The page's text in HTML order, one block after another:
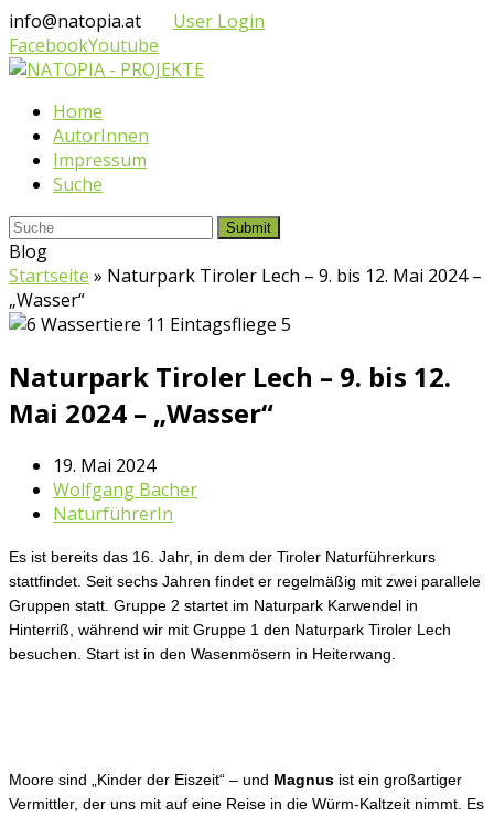
info@natopia.at
User Login
FacebookYoutube
Home
AutorInnen
Impressum
Suche
Submit
Blog
Startseite » Naturpark Tiroler Lech – 9. bis 12. Mai 2024 –
„Wasser“
Naturpark Tiroler Lech – 9. bis 12.
Mai 2024 – „Wasser“
19. Mai 2024
Wolfgang Bacher
NaturführerIn
Es ist bereits das 16. Jahr, in dem der Tiroler Naturführerkurs
stattfindet. Seit sechs Jahren findet er regelmäßig mit zwei parallele
Gruppen statt. Gruppe 2 startet im Naturpark Karwendel in
Hinterriß, während wir mit Gruppe 1 den Naturpark Tiroler Lech
besuchen. Start ist in den Wasenmösern in Heiterwang.
Moore sind „Kinder der Eiszeit“ – und Magnus ist ein großartiger
Vermittler, der uns mit auf eine Reise in die Würm-Kaltzeit nimmt. Es